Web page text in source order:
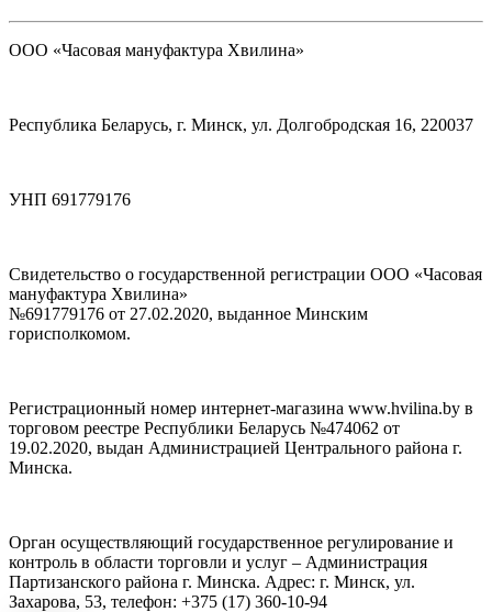
ООО «Часовая мануфактура Хвилина»
Республика Беларусь, г. Минск, ул. Долгобродская 16, 220037
УНП 691779176
Свидетельство о государственной регистрации ООО «Часовая
мануфактура Хвилина»
№691779176 от 27.02.2020, выданное Минским
горисполкомом.
Регистрационный номер интернет-магазина www.hvilina.by в
торговом реестре Республики Беларусь №474062 от
19.02.2020, выдан Администрацией Центрального района г.
Минска.
Орган осуществляющий государственное регулирование и
контроль в области торговли и услуг – Администрация
Партизанского района г. Минска. Адрес: г. Минск, ул.
Захарова, 53, телефон: +375 (17) 360-10-94